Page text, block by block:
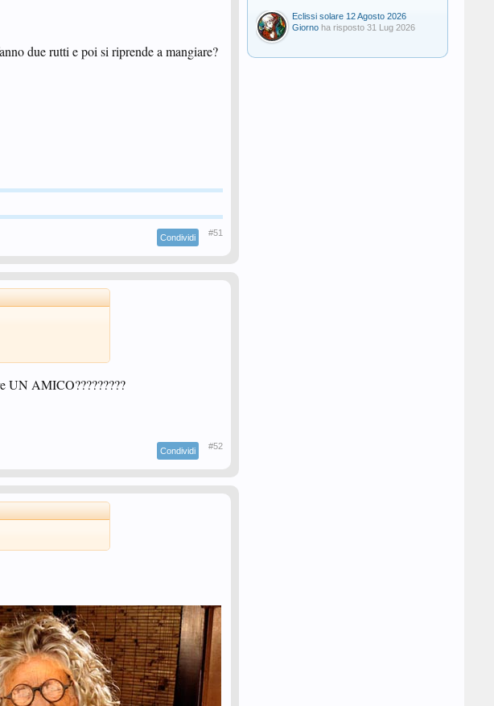
due rutti e poi si riprende a mangiare?
Condividi #51
UN AMICO?????????
Condividi #52
Eclissi solare 12 Agosto 2026
Giorno ha risposto 31 Lug 2026